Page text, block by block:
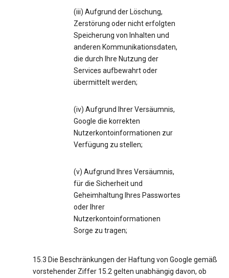
(iii) Aufgrund der Löschung,
Zerstörung oder nicht erfolgten
Speicherung von Inhalten und
anderen Kommunikationsdaten,
die durch Ihre Nutzung der
Services aufbewahrt oder
übermittelt werden;
(iv) Aufgrund Ihrer Versäumnis,
Google die korrekten
Nutzerkontoinformationen zur
Verfügung zu stellen;
(v) Aufgrund Ihres Versäumnis,
für die Sicherheit und
Geheimhaltung Ihres Passwortes
oder Ihrer
Nutzerkontoinformationen
Sorge zu tragen;
15.3 Die Beschränkungen der Haftung von Google gemäß
vorstehender Ziffer 15.2 gelten unabhängig davon, ob